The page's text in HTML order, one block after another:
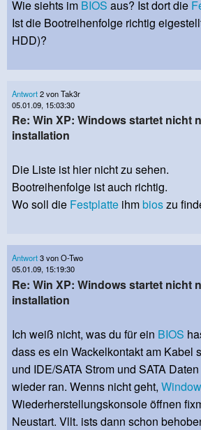
Wie siehts im BIOS aus? Ist dort die
Ist die Bootreihenfolge richtig
HDD)?
Antwort2 von Tak3r
05.01.09, 15:03:30
Re: Win XP: Windows startet nicht
installation
Die Liste ist hier nicht zu sehen.
Bootreihenfolge ist auch richtig.
Wo soll die Festplatte ihmbioszu
Antwort3 von O-Two
05.01.09, 15:19:30
Re: Win XP: Windows startet nicht
installation
Ich weiß nicht, was du für ein BIOS
dass es ein Wackelkontakt am Kabel
und IDE/SATA Strom und SATA
wieder ran. Wenns nicht geht,
Wiederherstellungskonsole öffnen
Neustart. Vllt. ists dann schon